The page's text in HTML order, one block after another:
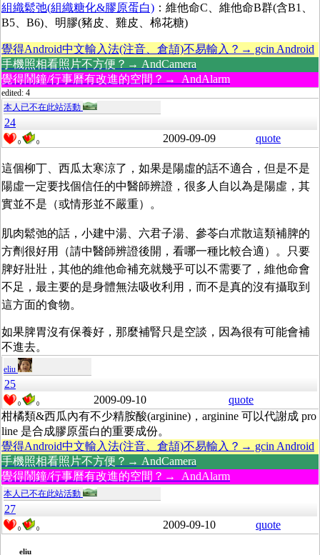
組織鬆弛(組織糖化&膠原蛋白) ：維他命C、維他命B群(含B1、
B5、B6)、明膠(豬皮、雞皮、棉花糖)
覺得Android中文輸入法(注音、倉頡)不易輸入？→ gcin Android
手機照相看照片不方便？→ AndCamera
覺得鬧鐘/行事曆有改進的空間？→ AndAlarm
edited: 4
本人已不在此站活動
24
0 0 2009-09-09 quote
這個柳丁、西瓜太寒涼了，如果是陽虛的話不適合，但是不是
陽虛一定要找個信任的中醫師辨證，很多人自以為是陽虛，其
實並不是（或情形並不嚴重）。
肌肉鬆弛的話，小建中湯、六君子湯、參苓白朮散這類補脾的
方劑很好用（請中醫師辨證後開，看哪一種比較合適）。只要
脾好壯壯，其他的維他命補充就幾乎可以不需要了，維他命會
不足，最主要的是身體無法吸收利用，而不是真的沒有攝取到
這方面的食物。
如果脾胃沒有保養好，那麼補腎只是空談，因為很有可能會補
不進去。
eliu
25
0 0 2009-09-10
quote
柑橘類&西瓜內有不少精胺酸(arginine)，arginine 可以代謝成 pro
line 是合成膠原蛋白的重要成份。
覺得Android中文輸入法(注音、倉頡)不易輸入？→ gcin Android
手機照相看照片不方便？→ AndCamera
覺得鬧鐘/行事曆有改進的空間？→ AndAlarm
本人已不在此站活動
27
0 0 2009-09-10 quote
eliu